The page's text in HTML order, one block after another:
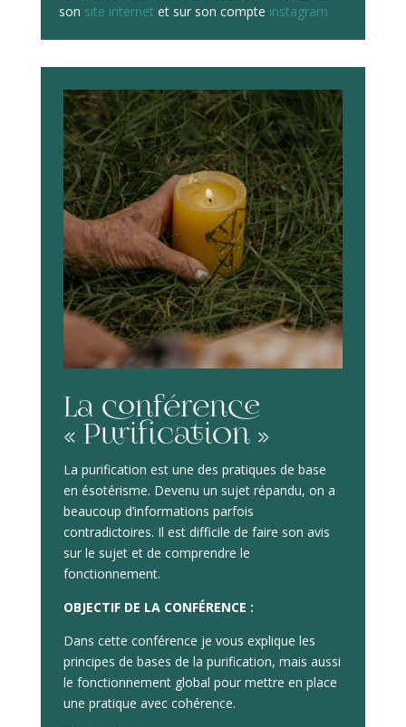
son site internet et sur son compte instagram
La conférence
« Purification »
La purification est une des pratiques de base
en ésotérisme. Devenu un sujet répandu, on a
beaucoup d’informations parfois
contradictoires. Il est difficile de faire son avis
sur le sujet et de comprendre le
fonctionnement.
OBJECTIF DE LA CONFÉRENCE :
Dans cette conférence je vous explique les
principes de bases de la purification, mais aussi
le fonctionnement global pour mettre en place
une pratique avec cohérence.